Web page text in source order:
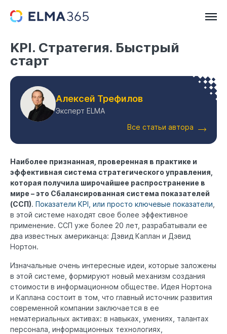
KPI. Стратегия. Быстрый
старт
Алексей Трефилов
Эксперт ELMA
Все статьи автора
Наиболее признанная, проверенная в практике и
эффективная система стратегического управления,
которая получила широчайшее распространение в
мире – это Сбалансированная система показателей
(ССП). Показатели KPI, или просто ключевые показатели
в этой системе находят свое более эффективное
применение. ССП уже более 20 лет, разрабатывали ее
два известных американца: Дэвид Каплан и Дэвид
Нортон.
Изначальные очень интересные идеи, которые заложены
в этой системе, формируют новый механизм создания
стоимости в информационном обществе. Идея Нортона
и Каплана состоит в том, что главный источник развития
современной компании заключается в ее
нематериальных активах: в навыках, умениях, талантах
персонала, информационных технологиях,